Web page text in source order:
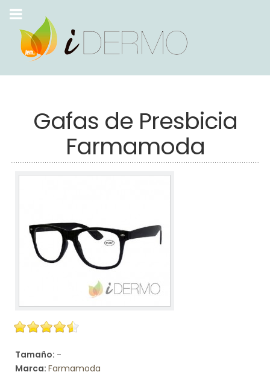
Gafas de Presbicia
Farmamoda
Tamaño: -
Marca: Farmamoda